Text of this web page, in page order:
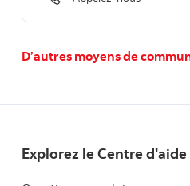
D’autres moyens de
Explorez le Centre d'aide